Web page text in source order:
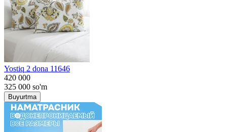
Yostiq 2 dona 11646
420 000
325 000 so'm
Buyurtma